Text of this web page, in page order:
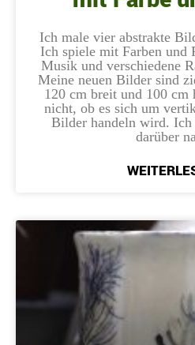
Ich male vier abstrakte
Ich spiele mit Farben und
Musik und verschiedene
Meine neuen Bilder sind
120 cm breit und 100
nicht, ob es sich um
Bilder handeln wird. Ich
darüber